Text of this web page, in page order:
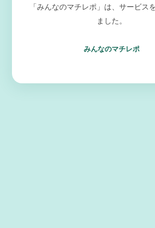
「みんなのマチレポ」は、サービス
ました。
みんなのマチレポ